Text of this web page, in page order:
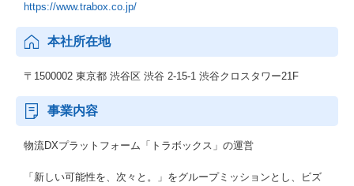
https://www.trabox.co.jp/
本社所在地
〒1500002 東京都 渋谷区 渋谷 2-15-1 渋谷クロスタワー21F
事業内容
物流DXプラットフォーム「トラボックス」の運営
「新しい可能性を、次々と。」をグループミッションとし、ビズ